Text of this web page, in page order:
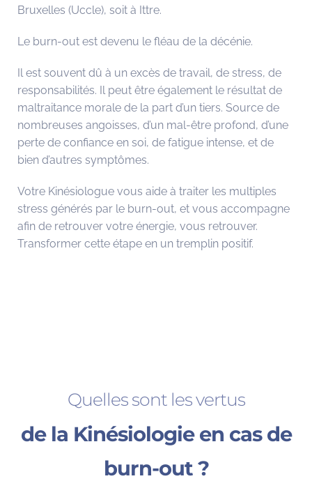
Bruxelles (Uccle), soit à Ittre.
Le burn-out est devenu le fléau de la décénie.
Il est souvent dû à un excès de travail, de stress, de
responsabilités. Il peut être également le résultat de
maltraitance morale de la part d’un tiers. Source de
nombreuses angoisses, d’un mal-être profond, d’une
perte de confiance en soi, de fatigue intense, et de
bien d’autres symptômes.
Votre Kinésiologue vous aide à traiter les multiples
stress générés par le burn-out, et vous accompagne
afin de retrouver votre énergie, vous retrouver.
Transformer cette étape en un tremplin positif.
Quelles sont les vertus
de la Kinésiologie en cas de
burn-out ?